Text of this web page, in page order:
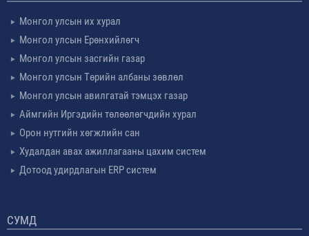
Монгол улсын их хурал
Монгол улсын Ерөнхийлөгч
Монгол улсын засгийн газар
Монгол улсын Төрийн албаны зөвлөл
Монгол улсын авилгатай тэмцэх газар
Аймгийн Иргэдийн төлөөлөгчдийн хурал
Орон нутгийн хөгжлийн сан
Худалдан авах ажиллагааны цахим систем
Дотоод удирдлагын ERP систем
СУМД